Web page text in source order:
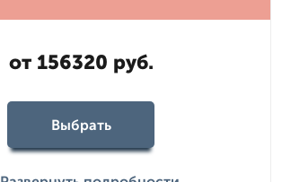
от 156320 руб.
Выбрать